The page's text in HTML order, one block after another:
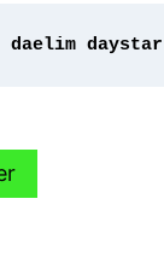
daystar